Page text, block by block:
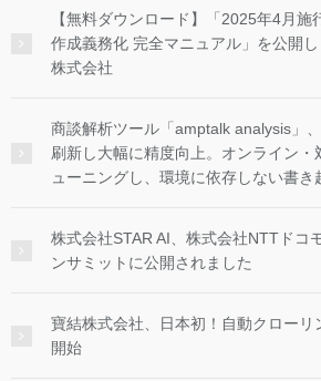
【無料ダウンロード】「2025年4月
作成義務化 完全マニュアル」を公開
株式会社
商談解析ツール「amptalk analysis」
刷新し大幅に精度向上。オンライン・
ューニングし、環境に依存しない書き
株式会社STAR AI、株式会社NTTドコ
ンサミットに公開されました
寶結株式会社、日本初！自動クロー
開始